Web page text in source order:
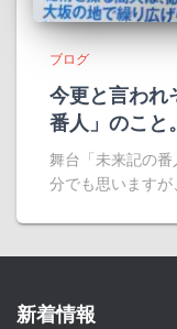
ブログ
今更と言われ
番人」のこと。
舞台「未来記の
分でも思いますが
新着情報